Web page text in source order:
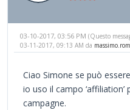
03-10-2017, 03:56 PM (Questo
03-11-2017, 09:13 AM da
Ciao Simone se può
io uso il campo
campagne.